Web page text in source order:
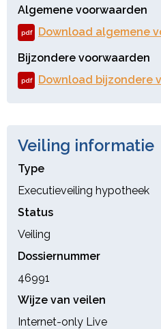
Algemene voorwaarden
pdf
Download algemene
Bijzondere voorwaarden
pdf Download bijzondere
Veiling informatie
Type
Executieveiling hypotheek
Status
Veiling
Dossiernummer
46991
Wijze van veilen
Internet-only Live